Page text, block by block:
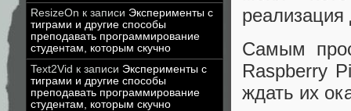
ResizeOn к записи Эксперименты с
тиграми и другие способы
преподавать программирование
студентам, которым скучно
Text2Vid к записи Эксперименты с
тиграми и другие способы
преподавать программирование
студентам, которым скучно
реализация
Самым
Raspberry
ждать их